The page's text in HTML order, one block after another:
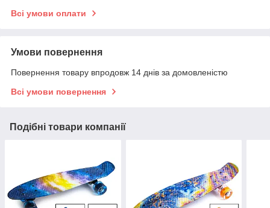
Всі умови оплати
Умови повернення
Повернення товару впродовж 14 днів за домовленістю
Всі умови повернення
Подібні товари компанії